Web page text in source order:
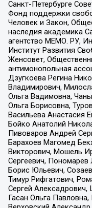
Санкт-Петербурге
Фонд поддержки
Человек и Закон,
наследия академика
агентство МЕМО. РУ,
Институт Развития
Женсовет,
антимонопольная
Дзугкоева Регина
Владимирович,
Ольга Вадимовна,
Ольга Борисовна,
Васильева Анастасия
Бойко Анатолий
Пивоваров Андрей
Барахоев Магомед
Викторович, Мошель
Сергеевич, Пономарев
Борис Юльевич,
Тимур Рифгатович,
Сергей Алексадрович,
Гасан Ольга